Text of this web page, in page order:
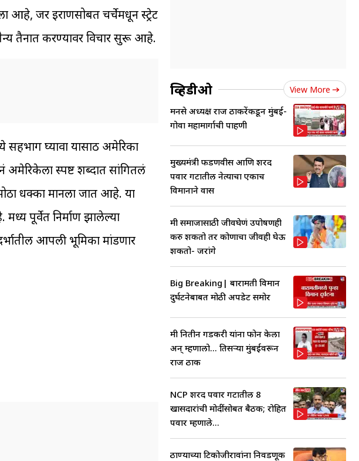
आहे, जर इराणसोबत चर्चेमधून स्ट्रेट
तैनात करण्यावर विचार सुरू आहे.
घ्यावा यासाठी अमेरिका
अमेरिकेला स्पष्ट शब्दात सांगितलं
धक्का मानला जात आहे. या
पूर्वेत निर्माण झालेल्या
आपली भूमिका मांडणार
व्हिडीओ View More
मनसे अध्यक्ष राज ठाकरेंकडून मुंबई-
गोवा महामार्गाची पाहणी
मुख्यमंत्री फडणवीस आणि शरद
पवार गटातील नेत्याचा एकाच
विमानाने प्रवास
मी समाजासाठी जीवघेणं उपोषणही
करु शकतो तर कोणाचा जीवही घेऊ
शकतो- जरांगे
Big Breaking| बारामती विमान
दुर्घटनेबाबत मोठी अपडेट समोर
मी नितीन गडकरी यांना फोन केला
अन् म्हणालो... तिसऱ्या मुंबईवरून
राज ठाक
NCP शरद पवार गटातील 8
खासदारांची मोदींसोबत बैठक; रोहित
पवार म्हणाले...
ठाण्याच्या टिकोजीरावांना निवडणूक